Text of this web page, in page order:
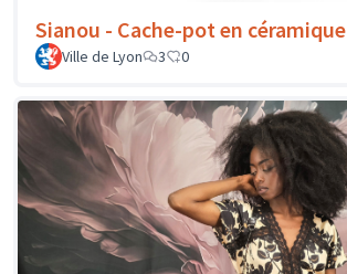
Sianou - Cache-pot en céramique
Ville de Lyon 3 0